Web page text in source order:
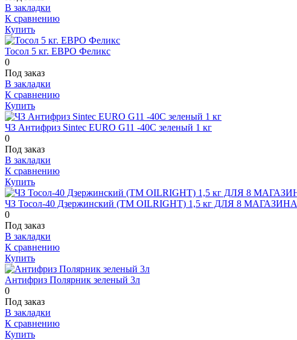
В закладки
К сравнению
Купить
Тосол 5 кг. ЕВРО Феликс
0
Под заказ
В закладки
К сравнению
Купить
ЧЗ Антифриз Sintec EURO G11 -40C зеленый 1 кг
0
Под заказ
В закладки
К сравнению
Купить
ЧЗ Тосол-40 Дзержинский (TM OILRIGHT) 1,5 кг ДЛЯ 8 МАГАЗИНА
0
Под заказ
В закладки
К сравнению
Купить
Антифриз Полярник зеленый 3л
0
Под заказ
В закладки
К сравнению
Купить